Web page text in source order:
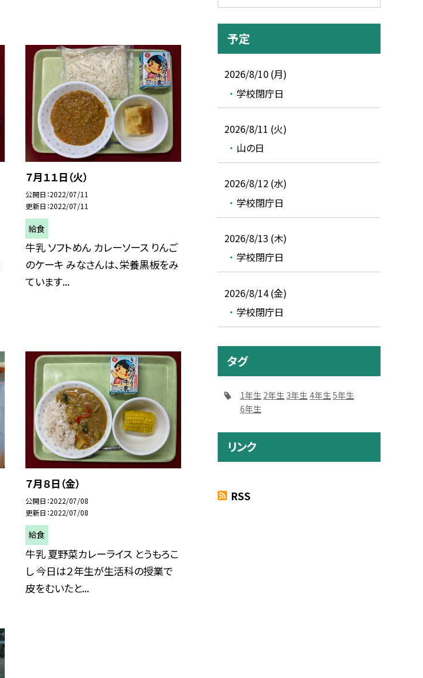
７月１１日（火）
公開日 2022/07/11
更新日 2022/07/11
給食
牛乳 ソフトめん カレーソース りんご
のケーキ みなさんは、栄養黒板をみ
ています...
７月８日（金）
公開日 2022/07/08
更新日 2022/07/08
給食
牛乳 夏野菜カレーライス とうもろこ
し 今日は２年生が生活科の授業で
皮をむいたと...
予定
2026/8/10 (月)
学校閉庁日
2026/8/11 (火)
山の日
2026/8/12 (水)
学校閉庁日
2026/8/13 (木)
学校閉庁日
2026/8/14 (金)
学校閉庁日
タグ
1年生 2年生 3年生 4年生5年生
6年生
リンク
RSS